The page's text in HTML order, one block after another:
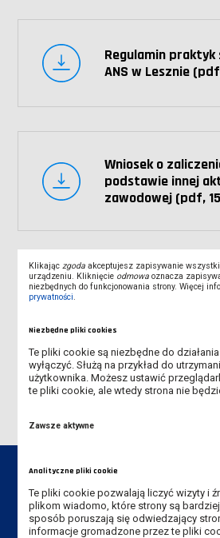
2022-2024
2024-2026
2025-2027
Regulamin
ANS w Lesznie
Wniosek o
podstawie innej
zawodowej (pdf,
Dane
Klikając zgoda akceptujesz zapisywanie
urządzeniu. Kliknięcie odmowa oznacza
niezbędnych do funkcjonowania strony. Więcej
prywatności
Niezbędne pliki cookies
Te pliki cookie są niezbędne do
wyłączyć. Służą na przykład do
użytkownika. Możesz ustawić
te pliki cookie, ale wtedy strona nie
Zawsze aktywne
Analityczne pliki cookie
Te pliki cookie pozwalają liczyć wizyty i
plikom wiadomo, które strony są
sposób poruszają się odwiedzający
informacje gromadzone przez te pliki